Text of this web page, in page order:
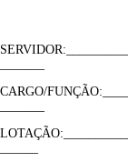
CARGO/